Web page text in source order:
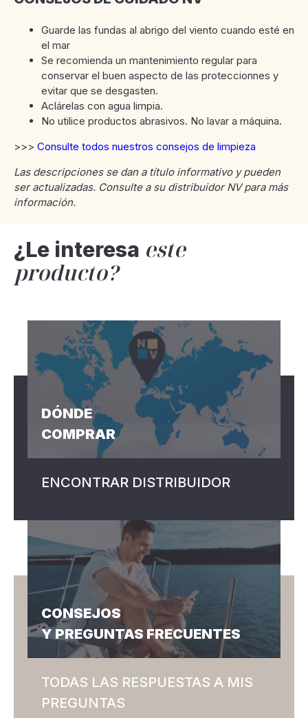
Guarde las fundas al abrigo del viento cuando esté en
el mar
Se recomienda un mantenimiento regular para
conservar el buen aspecto de las proteccionnes y
evitar que se desgasten.
Aclárelas con agua limpia.
No utilice productos abrasivos. No lavar a máquina.
>>> Consulte todos nuestros consejos de limpieza
Las descripciones se dan a título informativo y pueden
ser actualizadas. Consulte a su distribuidor NV para más
información.
¿Le interesa este
producto?
DÓNDE
COMPRAR
ENCONTRAR DISTRIBUIDOR
CONSEJOS
Y PREGUNTAS FRECUENTES
TODAS LAS RESPUESTAS A MIS
PREGUNTAS